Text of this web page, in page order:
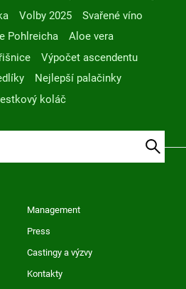
Volby 2025
Svařené víno
Pohlreicha
Aloe vera
Výpočet ascendentu
Nejlepší palačinky
koláč
Management
Press
Castingy a výzvy
Kontakty